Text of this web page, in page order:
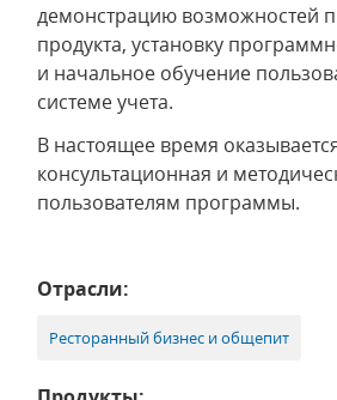
демонстрацию возможностей
продукта, установку
и начальное обучение
системе учета.
В настоящее время
консультационная и
пользователям программы.
Отрасли:
Ресторанный бизнес и общепит